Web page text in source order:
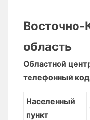
Восточно-
область
Областной
телефонный
Населенный
пункт